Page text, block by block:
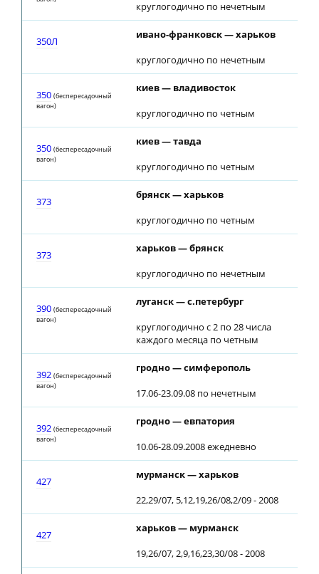
круглогодично по нечетным
350Л
ивано-франковск — харьков
круглогодично по нечетным
350 (беспересадочный
вагон)
киев — владивосток
круглогодично по четным
350 (беспересадочный
вагон)
киев — тавда
круглогодично по четным
373
брянск — харьков
круглогодично по четным
373
харьков — брянск
круглогодично по нечетным
390 (беспересадочный
вагон)
луганск — с.петербург
круглогодично с 2 по 28 числа
каждого месяца по четным
392 (беспересадочный
вагон)
гродно — симферополь
17.06-23.09.08 по нечетным
392 (беспересадочный
вагон)
гродно — евпатория
10.06-28.09.2008 ежедневно
427
мурманск — харьков
22,29/07, 5,12,19,26/08,2/09 - 2008
427
харьков — мурманск
19,26/07, 2,9,16,23,30/08 - 2008